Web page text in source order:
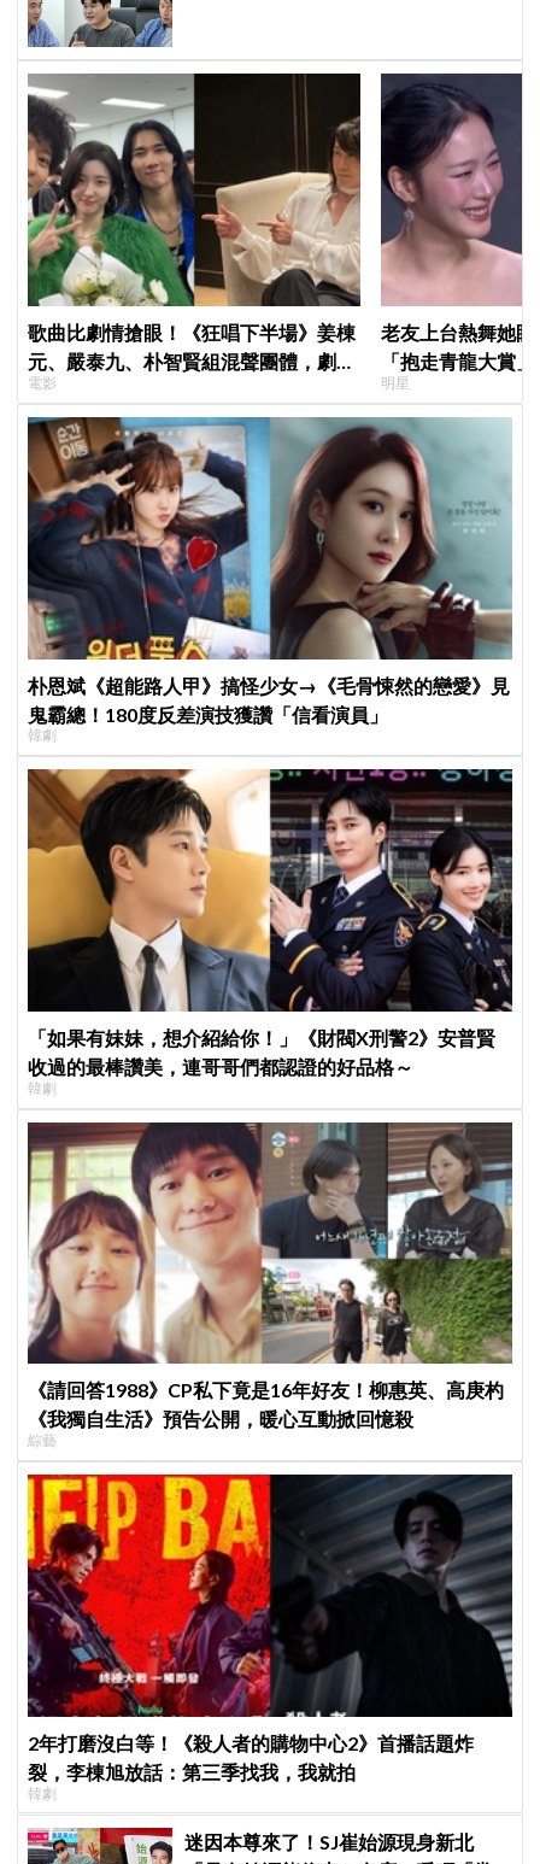
歌曲比劇情搶眼！《狂唱下半場》姜棟
元、嚴泰九、朴智賢組混聲團體，劇中
曲《Love Is》超洗腦
電影
老友上台熱舞她
「抱走青龍大賞
「呀！」真情流
明星
朴恩斌《超能路人甲》搞怪少女→《毛骨悚然的戀愛》見
鬼霸總！180度反差演技獲讚「信看演員」
韓劇
「如果有妹妹，想介紹給你！」《財閥X刑警2》安普賢
收過的最棒讚美，連哥哥們都認證的好品格～
韓劇
《請回答1988》CP私下竟是16年好友！柳惠英、高庚杓
《我獨自生活》預告公開，暖心互動掀回憶殺
綜藝
2年打磨沒白等！《殺人者的購物中心2》首播話題炸
裂，李棟旭放話：第三季找我，我就拍
韓劇
迷因本尊來了！SJ崔始源現身新北